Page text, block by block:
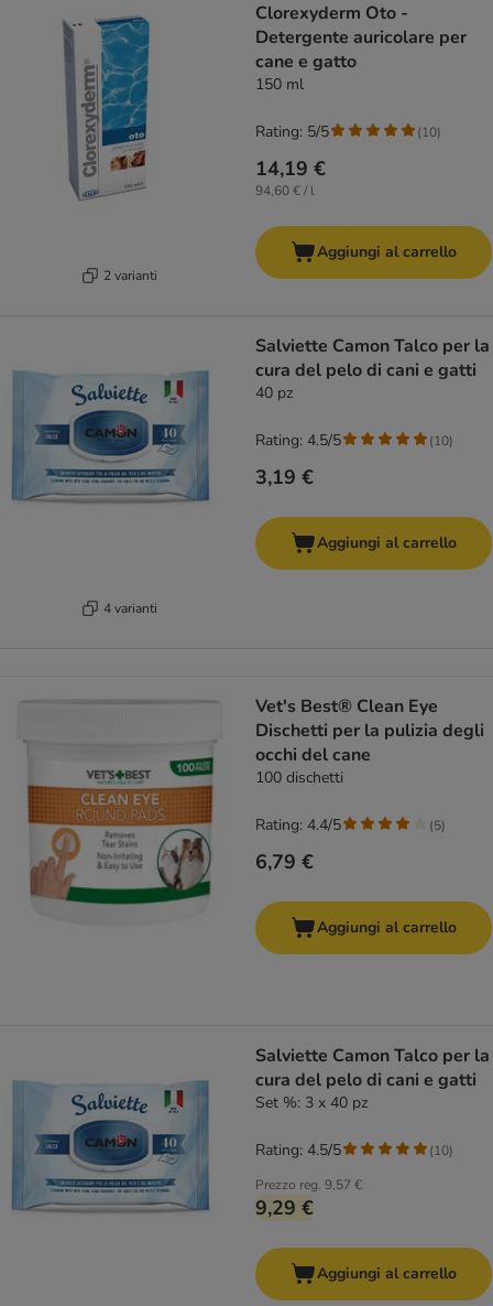
2 varianti
Clorexyderm Oto -
Detergente auricolare per
cane e gatto
150 ml
14,19 €
94,60 € / l
Rating: 5/5 (10)
Aggiungi al carrello
4 varianti
Salviette Camon Talco per la
cura del pelo di cani e gatti
40 pz
3,19 €
Rating: 4.5/5 (10)
Aggiungi al carrello
Vet's Best® Clean Eye
Dischetti per la pulizia degli
occhi del cane
100 dischetti
6,79 €
Rating: 4.4/5 (5)
Aggiungi al carrello
Salviette Camon Talco per la
cura del pelo di cani e gatti
Set %: 3 x 40 pz
Prezzo reg. 9,57 €
9,29 €
Rating: 4.5/5 (10)
Aggiungi al carrello